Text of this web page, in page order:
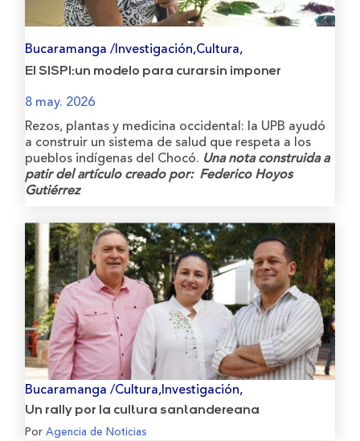
Bucaramanga /Investigación,Cultura,
El SISPI:un modelo para curarsin imponer
8 may. 2026
Rezos, plantas y medicina occidental: la UPB ayudó
a construir un sistema de salud que respeta a los
pueblos indígenas del Chocó. Una nota construida a
patir del artículo creado por: Federico Hoyos
Gutiérrez
Bucaramanga /Cultura,Investigación,
Un rally por la cultura santandereana
PorAgencia de Noticias